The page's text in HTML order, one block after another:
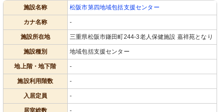
施設名称 松阪市第四地域包括支援センター
カナ名称 -
施設所在地 三重県松阪市鎌田町244-3老人保健施設 嘉祥苑となり
施設種別 地域包括支援センター
地上階・地下階 -
施設利用階数 -
入居定員 -